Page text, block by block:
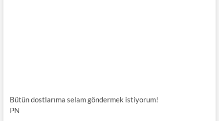
Bütün dostlarıma selam göndermek istiyorum!
PN